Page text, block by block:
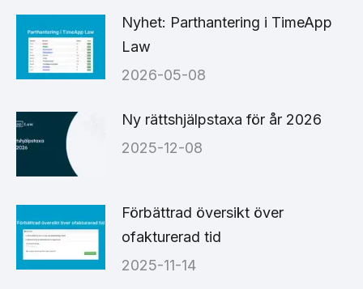
Nyhet: Parthantering i TimeApp
Law
2026-05-08
Ny rättshjälpstaxa för år 2026
2025-12-08
Förbättrad översikt över
ofakturerad tid
2025-11-14